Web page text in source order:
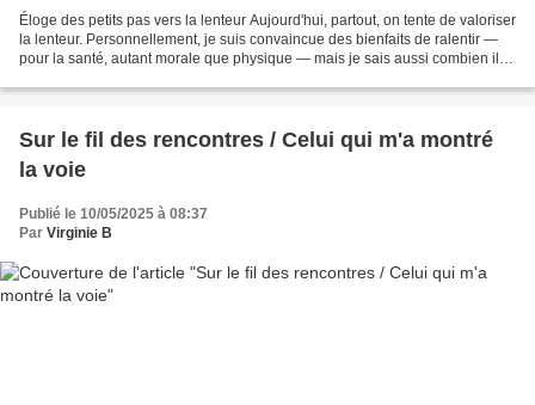
Éloge des petits pas vers la lenteur Aujourd'hui, partout, on tente de valoriser
la lenteur. Personnellement, je suis convaincue des bienfaits de ralentir —
pour la santé, autant morale que physique — mais je sais aussi combien il
Sur le fil des rencontres / Celui qui m'a montré
la voie
Publié le 10/05/2025 à 08:37
Par Virginie B